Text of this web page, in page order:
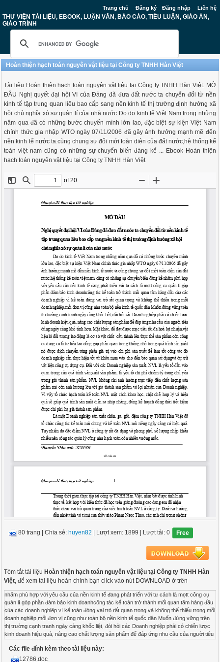
Trang chủ Đăng ký Đăng nhập Liên hệ
THƯ VIỆN TÀI LIỆU, EBOOK, LUẬN VĂN, BÁO CÁO, TIỂU LUẬN, GIÁO ÁN,
GIÁO TRÌNH
Hoàn thiện hạch toán nguyên vật liệu tại Công ty TNHH Hàn Việt
Tài liệu Hoàn thiện hạch toán nguyên vật liệu tại Công ty TNHH Hàn Việt: MỞ
ĐẦU Nghị quyết đại hội VI của Đảng đã đưa đất nước ta chuyển đổi từ nền
kinh tế tập trung quan liêu bao cấp sang nền kinh tế thị trường định hướng xã
hội chủ nghĩa xó sự quản lí của nhà nước Do do kinh tế Việt Nam trong những
năm qua đã có những bước chuyển mình lớn lao, đặc biệt sự kiện Việt Nam
chính thức gia nhập WTO ngày 07/11/2006 đã gây ảnh hưởng mạnh mẽ đến
nền kinh tế nước ta.cùng chung sự đổi mới toàn diện của đất nước,hệ thống kế
toán việt nam cũng có những sự chuyển biến đáng kể ... Ebook Hoàn thiện
hạch toán nguyên vật liệu tại Công ty TNHH Hàn Việt
80 trang |Chia sẻ: huyen82 | Lượt xem: 1899 | Lượt tải: 0 Free
Tóm tắt tài liệu Hoàn thiện hạch toán nguyên vật liệu tại Công ty TNHH Hàn
Việt, để xem tài liệu hoàn chỉnh bạn click vào nút DOWNLOAD ở trên
nhăm phù hợp với yêu cầu của nền kinh tế đang phát triển với tư cách là mọtt công cụ
quản lí góp phần đảm bảo kinh doanhcông tác kế toán trở thành mối quan tâm hàng đầu
của các doanh nghiệp vì kế toán đóng vai trò rất quan trọng và không thể thiếu trong mỗi
doanh nghiệp,mỗi đơn vị cũng như toàn bộ nền kinh tế quốc dân Muốn đứng vững trên
thị trường cạnh tranh ngày càng khốc liệt, đòi hỏi các Doanh nghiệp phải có chiến lược
kinh doanh hiệu quả, nâng cao chất lượng sản phẩm để đáp ứng nhu cầu của người tiêu
liệu là đối tượng lao động là cơ sở vật chất cấu thành lên thực thể sản phẩm còn công
cụ dụng cụ là tư liệu lao động góp phần quan trọng không nhỏ trong quá trình sản xuât
Các file đính kèm theo tài liệu này:
12786.doc